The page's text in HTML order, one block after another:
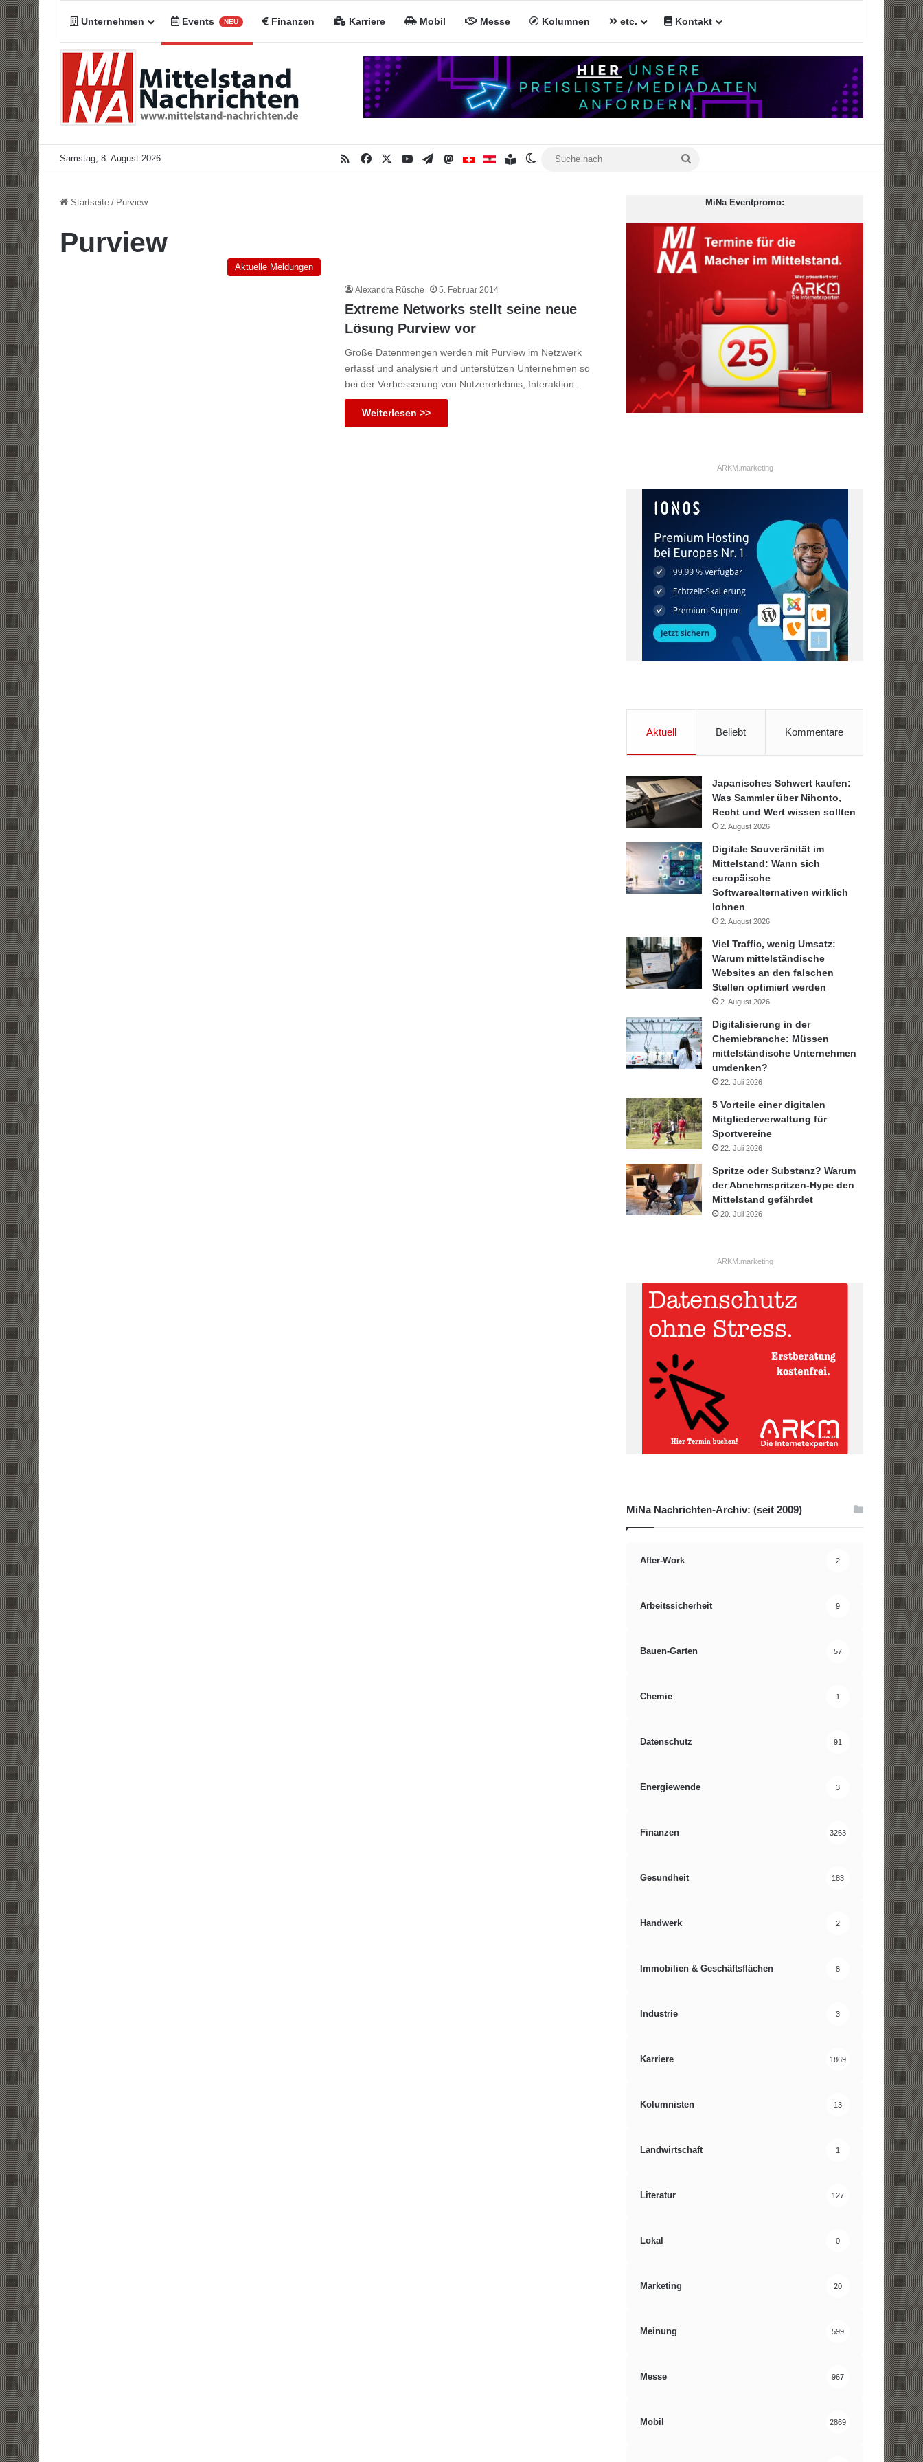
Unternehmen Events NEU Finanzen Karriere Mobil Messe Kolumnen etc. Kontakt
Samstag, 8. August 2026 RSSFacebookYouTubeTelegramMastodonMiNa CHMiNa AT
Inhaltsverzeichnis
Skin umschalten
Startseite / Purview
Purview
Aktuelle Meldungen
Alexandra Rüsche 5. Februar 2014
Extreme Networks stellt seine neue
Lösung Purview vor
Große Datenmengen werden mit Purview im Netzwerk
erfasst und analysiert und unterstützen Unternehmen so
bei der Verbesserung von Nutzererlebnis, Interaktion…
Weiterlesen >>
MiNa Eventpromo:
ARKM.marketing
Aktuell Beliebt Kommentare
Japanisches Schwert kaufen:
Was Sammler über Nihonto,
Recht und Wert wissen sollten
2. August 2026
Digitale Souveränität im
Mittelstand: Wann sich
europäische
Softwarealternativen wirklich
lohnen
2. August 2026
Viel Traffic, wenig Umsatz:
Warum mittelständische
Websites an den falschen
Stellen optimiert werden
2. August 2026
Digitalisierung in der
Chemiebranche: Müssen
mittelständische Unternehmen
umdenken?
22. Juli 2026
5 Vorteile einer digitalen
Mitgliederverwaltung für
Sportvereine
22. Juli 2026
Spritze oder Substanz? Warum
der Abnehmspritzen-Hype den
Mittelstand gefährdet
20. Juli 2026
ARKM.marketing
MiNa Nachrichten-Archiv: (seit 2009)
After-Work 2
Arbeitssicherheit 9
Bauen-Garten 57
Chemie 1
Datenschutz 91
Energiewende 3
Finanzen 3263
Gesundheit 183
Handwerk 2
Immobilien & Geschäftsflächen 8
Industrie 3
Karriere 1869
Kolumnisten 13
Landwirtschaft 1
Literatur 127
Lokal 0
Marketing 20
Meinung 599
Messe 967
Mobil 2869